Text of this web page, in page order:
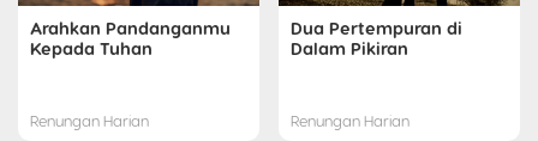
Arahkan Pandanganmu
Kepada Tuhan
Renungan Harian
Dua Pertempuran di
Dalam Pikiran
Renungan Harian